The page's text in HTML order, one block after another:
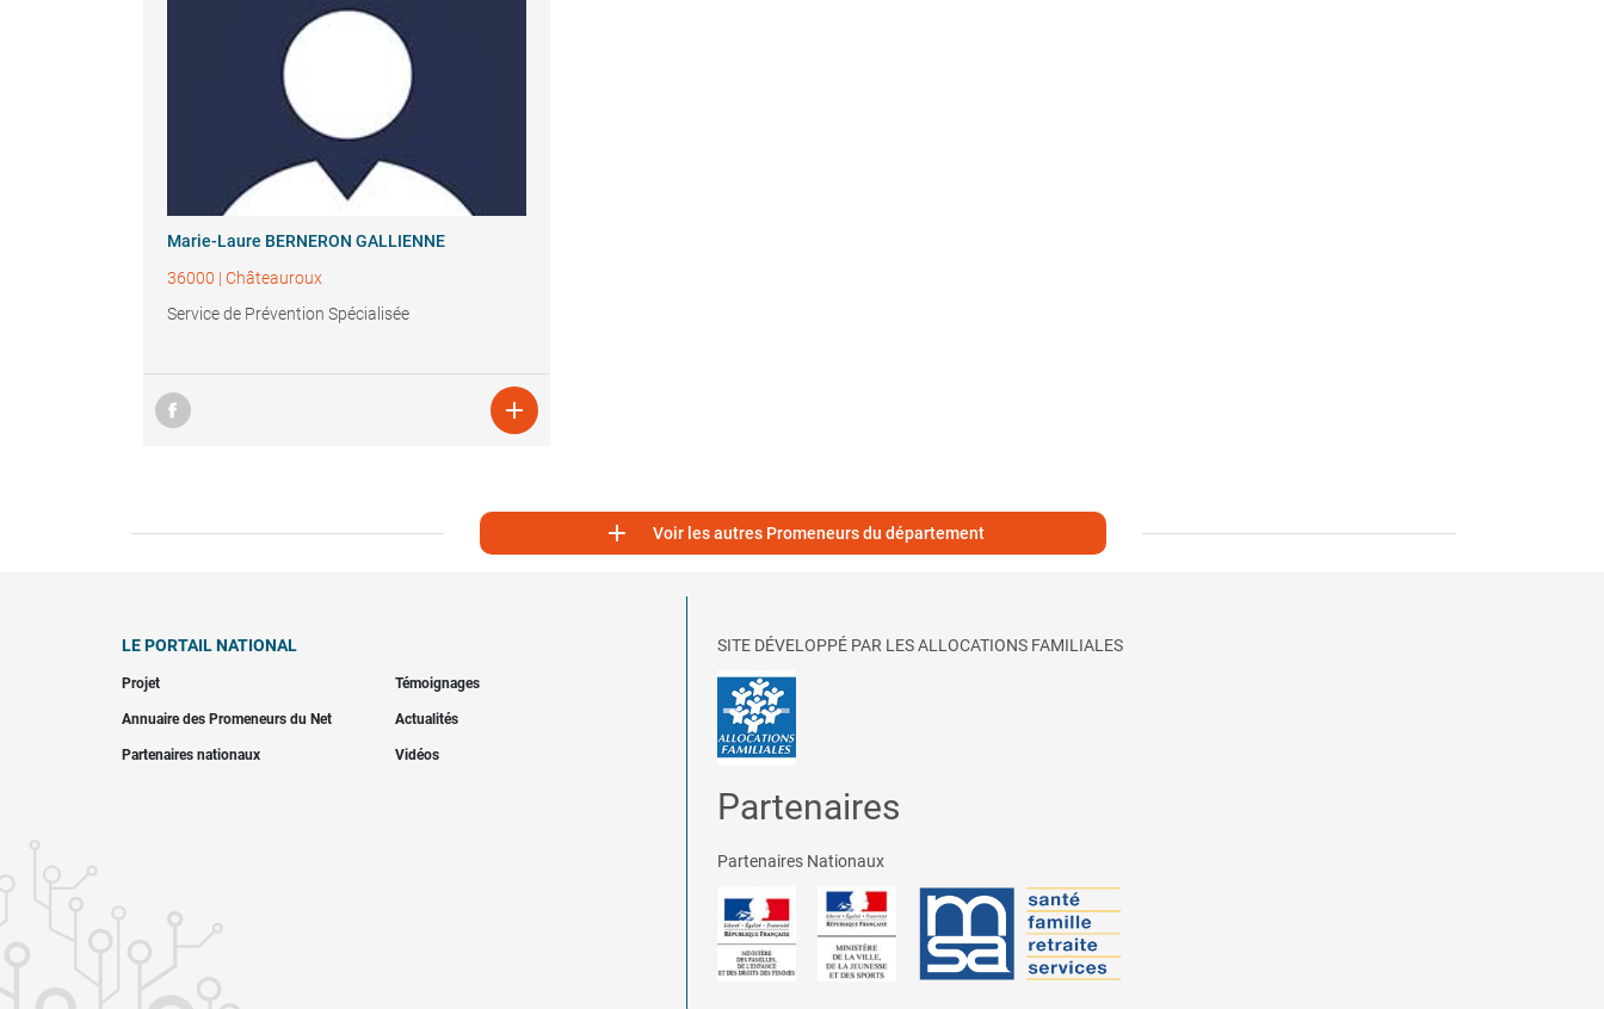
Marie-Laure BERNERON GALLIENNE
36000 | Châteauroux
Service de Prévention Spécialisée

 Voir les autres Promeneurs du département
LE PORTAIL NATIONAL
Projet Témoignages
Annuaire des Promeneurs du Net Actualités
Partenaires nationaux Vidéos
SITE DÉVELOPPÉ PAR LES ALLOCATIONS FAMILIALES
Partenaires
Partenaires Nationaux